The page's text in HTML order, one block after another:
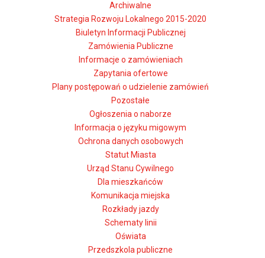
Archiwalne
Strategia Rozwoju Lokalnego 2015-2020
Biuletyn Informacji Publicznej
Zamówienia Publiczne
Informacje o zamówieniach
Zapytania ofertowe
Plany postępowań o udzielenie zamówień
Pozostałe
Ogłoszenia o naborze
Informacja o języku migowym
Ochrona danych osobowych
Statut Miasta
Urząd Stanu Cywilnego
Dla mieszkańców
Komunikacja miejska
Rozkłady jazdy
Schematy linii
Oświata
Przedszkola publiczne